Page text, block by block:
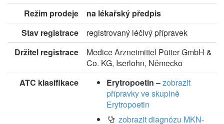
Režim prodeje
na lékařský předpis
Stav registrace
registrovaný léčivý přípravek
Držitel registrace
Medice Arzneimittel Pütter GmbH &
Co. KG, Iserlohn, Německo
ATC klasifikace
Erytropoetin –zobrazit
přípravky ve skupině
Erytropoetin
zobrazit diagnózu MKN-